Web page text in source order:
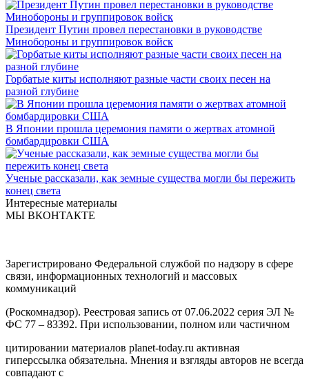
Президент Путин провел перестановки в руководстве
Минобороны и группировок войск
Горбатые киты исполняют разные части своих песен на
разной глубине
В Японии прошла церемония памяти о жертвах атомной
бомбардировки США
Ученые рассказали, как земные существа могли бы пережить
конец света
Интересные материалы
МЫ ВКОНТАКТЕ
Зарегистрировано Федеральной службой по надзору в сфере
связи, информационных технологий и массовых
коммуникаций
(Роскомнадзор). Реестровая запись от 07.06.2022 серия ЭЛ №
ФС 77 – 83392. При использовании, полном или частичном
цитировании материалов planet-today.ru активная
гиперссылка обязательна. Мнения и взгляды авторов не всегда
совпадают с